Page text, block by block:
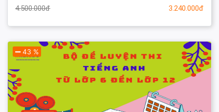
4.500.000đ 3.240.000đ
43 %